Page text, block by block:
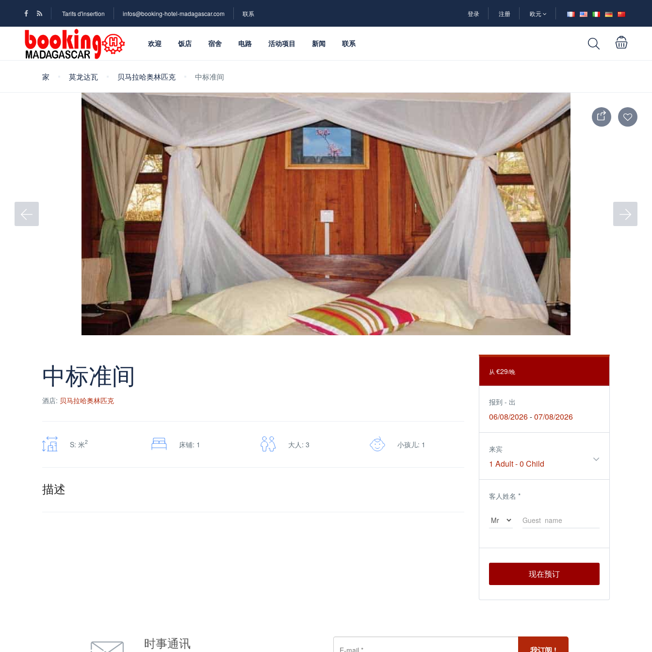
Tarifs d'insertion infos@booking-hotel-madagascar.com 联系 登录 注册 欧元
欢迎 饭店 宿舍 电路 活动项目 新闻 联系
家 莫龙达瓦 贝马拉哈奥林匹克 中标准间
中标准间
酒店: 贝马拉哈奥林匹克
S: 米2 床铺: 1 大人: 3 小孩儿: 1
描述
从 €29/晚
报到 - 出
06/08/2026-07/08/2026
来宾
1 Adult-0 Child
客人姓名 *
现在预订
时事通讯